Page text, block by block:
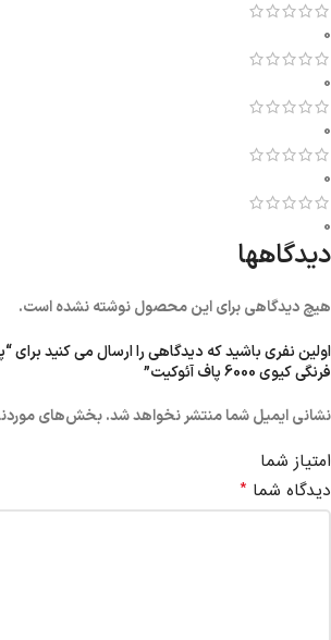
0
0
0
0
0
دیدگاهها
هیچ دیدگاهی برای این محصول نوشته نشده است.
اولین نفری باشید که دیدگاهی را ارسال می کنید برای
فرنگی کیوی 6000 پاف آئوکیت”
نشانی ایمیل شما منتشر نخواهد شد.بخش‌های
امتیاز شما
دیدگاه شما *